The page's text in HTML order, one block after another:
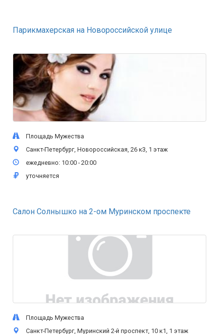
Парикмахерская на Новороссийской улице
Площадь Мужества
Санкт-Петербург, Новороссийская, 26 к3, 1 этаж
ежедневно: 10:00 - 20:00
уточняется
Салон Солнышко на 2-ом Муринском проспекте
Площадь Мужества
Санкт-Петербург, Муринский 2-й проспект, 10 к1, 1 этаж